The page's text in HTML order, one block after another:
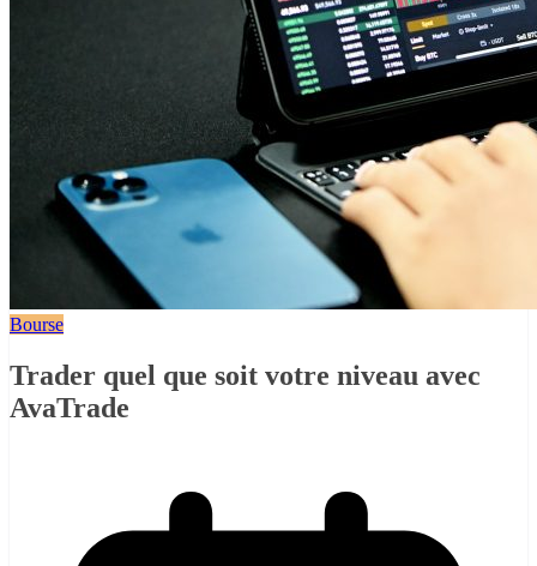
Bourse
Trader quel que soit votre niveau avec
AvaTrade